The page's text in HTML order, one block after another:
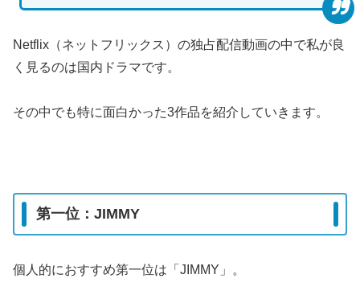
Netflix（ネットフリックス）の独占配信動画の中で私が良
く見るのは国内ドラマです。
その中でも特に面白かった3作品を紹介していきます。
第一位：JIMMY
個人的におすすめ第一位は「JIMMY」。